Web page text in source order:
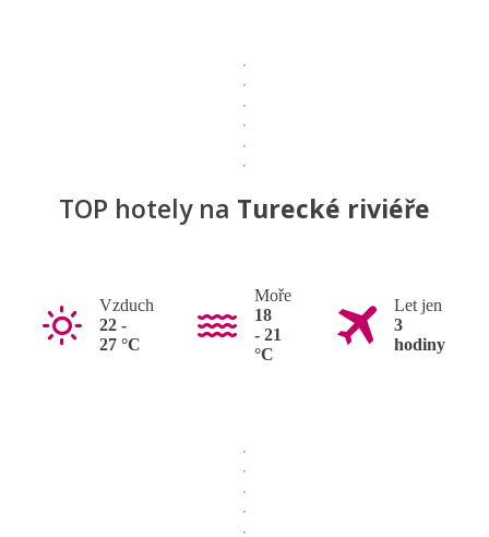
TOP hotely na Turecké riviéře
Vzduch
22 -
27 °C
Moře
18
- 21
°C
Let jen
3
hodiny